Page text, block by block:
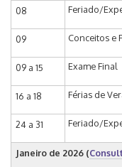
08 Feriado/
09 Conceitos e
09 a 15 Exame Final
16 a 18 Férias de
24 a 31 Feriado/
Janeiro de 2026 (